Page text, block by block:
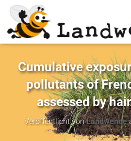
Cumulative
pollutants of
assessed by
Veröffentlicht vonLandwende